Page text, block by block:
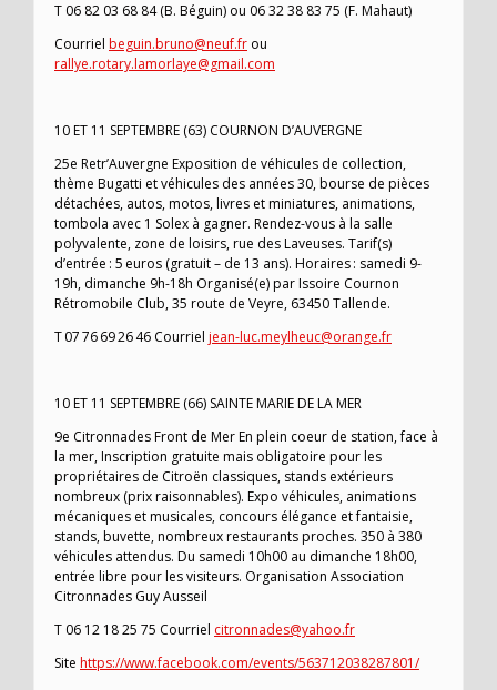
T 06 82 03 68 84 (B. Béguin) ou 06 32 38 83 75 (F. Mahaut)
Courriel beguin.bruno@neuf.fr ou
rallye.rotary.lamorlaye@gmail.com
10 ET 11 SEPTEMBRE (63) COURNON D’AUVERGNE
25e Retr’Auvergne Exposition de véhicules de collection,
thème Bugatti et véhicules des années 30, bourse de pièces
détachées, autos, motos, livres et miniatures, animations,
tombola avec 1 Solex à gagner. Rendez-vous à la salle
polyvalente, zone de loisirs, rue des Laveuses. Tarif(s)
d’entrée : 5 euros (gratuit – de 13 ans). Horaires : samedi 9-
19h, dimanche 9h-18h Organisé(e) par Issoire Cournon
Rétromobile Club, 35 route de Veyre, 63450 Tallende.
T 07 76 69 26 46 Courriel jean-luc.meylheuc@orange.fr
10 ET 11 SEPTEMBRE (66) SAINTE MARIE DE LA MER
9e Citronnades Front de Mer En plein coeur de station, face à
la mer, Inscription gratuite mais obligatoire pour les
propriétaires de Citroën classiques, stands extérieurs
nombreux (prix raisonnables). Expo véhicules, animations
mécaniques et musicales, concours élégance et fantaisie,
stands, buvette, nombreux restaurants proches. 350 à 380
véhicules attendus. Du samedi 10h00 au dimanche 18h00,
entrée libre pour les visiteurs. Organisation Association
Citronnades Guy Ausseil
T 06 12 18 25 75 Courriel citronnades@yahoo.fr
Site https://www.facebook.com/events/563712038287801/